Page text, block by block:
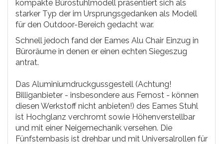
kompakte Bürostuhlmodell präsentiert sich als
starker Typ der im Ursprungsgedanken als Modell
für den Outdoor-Bereich gedacht war.
Schnell jedoch fand der Eames Alu Chair Einzug in
Büroräume in denen er einen echten Siegeszug
antrat.
Das Aluminiumdruckgussgestell (Achtung!
Billiganbieter - insbesondere aus Fernost - können
diesen Werkstoff nicht anbieten!) des Eames Stuhl
ist Hochglanz verchromt sowie Höhenverstellbar
und mit einer Neigemechanik versehen. Die
Fünfsternbasis ist drehbar und mit Universalrollen für